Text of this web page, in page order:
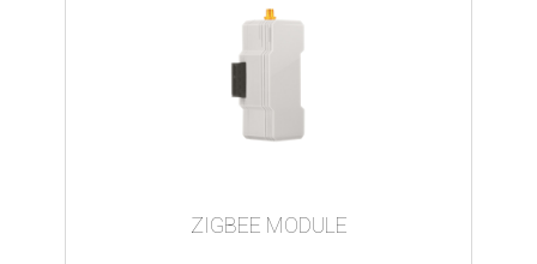
ZIGBEE MODULE